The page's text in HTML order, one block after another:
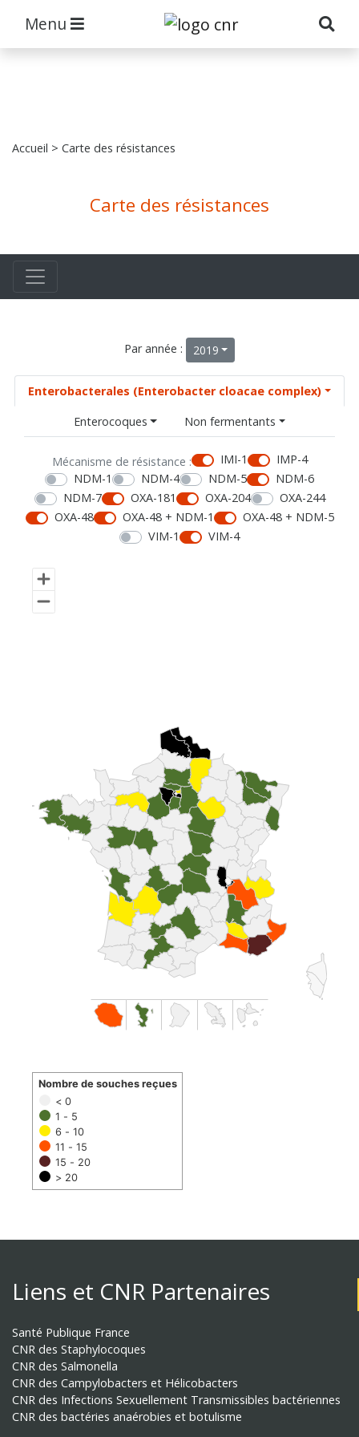
Menu
Accueil > Carte des résistances
Carte des résistances
Par année : 2019
Enterobacterales (Enterobacter cloacae complex)
Enterocoques
Non fermentants
Mécanisme de résistance : IMI-1
IMP-4
NDM-1
NDM-4 NDM-5
NDM-6
NDM-7
OXA-181 OXA-204
OXA-244
OXA-48
OXA-48 + NDM-1
OXA-48 + NDM-5
VIM-1
VIM-4
< 0
1 - 5
6 - 10
11 - 15
15 - 20
> 20
Nombre de souches reçues
Liens et CNR Partenaires
Santé Publique France
CNR des Staphylocoques
CNR des Salmonella
CNR des Campylobacters et Hélicobacters
CNR des Infections Sexuellement Transmissibles bactériennes
CNR des bactéries anaérobies et botulisme